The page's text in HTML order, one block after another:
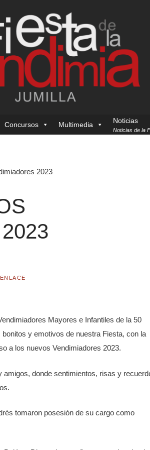
Concursos Multimedia Noticias
Noticias de la
2023
ENLACE
Mayores e Infantiles de la 50
y emotivos de nuestra Fiesta, con la
a los nuevos Vendimiadores 2023.
amigos, donde sentimientos, risas y
tomaron posesión de su cargo como